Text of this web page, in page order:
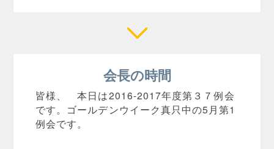
会長の時間
皆様、 本日は2016-2017年度第３７例会
です。ゴールデンウイーク真只中の5月第1
例会です。